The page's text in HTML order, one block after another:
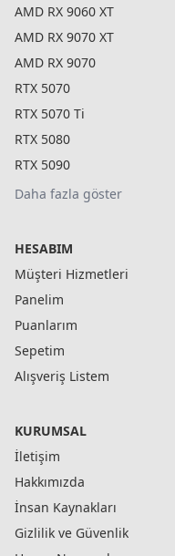
AMD RX 9060 XT
AMD RX 9070 XT
AMD RX 9070
RTX 5070
RTX 5070 Ti
RTX 5080
RTX 5090
Daha fazla göster
HESABIM
Müşteri Hizmetleri
Panelim
Puanlarım
Sepetim
Alışveriş Listem
KURUMSAL
İletişim
Hakkımızda
İnsan Kaynakları
Gizlilik ve Güvenlik